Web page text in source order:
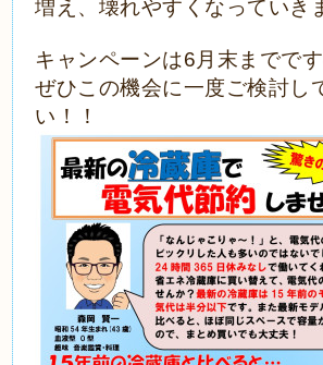
増え、壊れやすくなっていき
キャンペーンは6月末までで
ぜひこの機会に一度ご検討し
い！！